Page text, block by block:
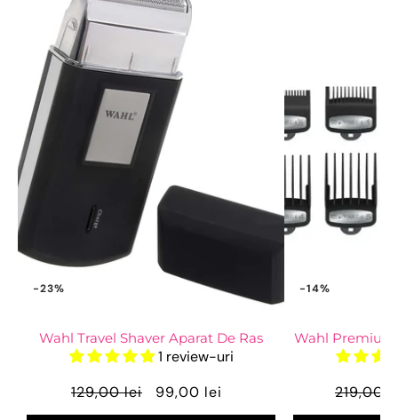
-23%
Wahl Travel Shaver Aparat De Ras
1 review-uri
129,00 lei
99,00 lei
-14%
Wahl Premium
219,00